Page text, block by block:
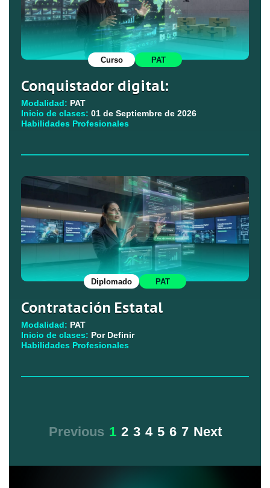
Curso PAT
Conquistador digital:
Modalidad: PAT
Inicio de clases: 01 de Septiembre de 2026
Habilidades Profesionales
Diplomado PAT
Contratación Estatal
Modalidad: PAT
Inicio de clases: Por Definir
Habilidades Profesionales
Previous 1 2 3 4 5 6 7 Next